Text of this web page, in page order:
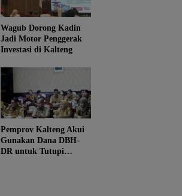
Wagub Dorong Kadin
Jadi Motor Penggerak
Investasi di Kalteng
Pemprov Kalteng Akui
Gunakan Dana DBH-
DR untuk Tutupi